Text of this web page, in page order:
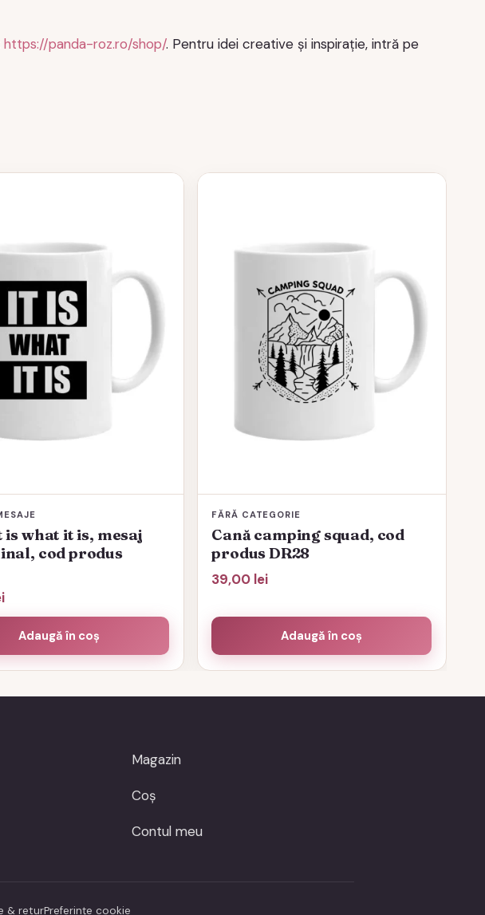
https://panda-roz.ro/shop/. Pentru idei creative și inspirație, intră pe
is what it is, mesaj
cod produs
Adaugă în coș
FĂRĂ CATEGORIE
Cană camping squad, cod
produs DR28
39,00 lei
Adaugă în coș
Magazin
Coș
Contul meu
& returPreferințe cookie